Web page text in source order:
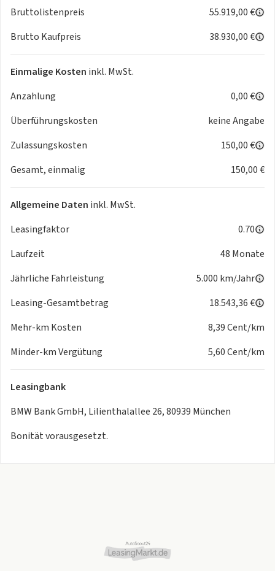
Fahrassistenz-System: Rückfahr-Assistent
Funktion
Park-Distance-Control (PDC) vorn und hinten
BMW Live Cockpit Professional
Nicht Gruppiert
Ablage für Wireless Charging
Elektrisch verstellbare Spiegel
Innovations-Paket
Personal eSIM
Steuerung Getriebetyp
18" LMR Sternspeiche 865
Sicherheit
Aktiver Fussgängerschutz
Alarmanlage
Fahrassistenz-System: Driving Assistant Plus
Fahrassistenz-System: Fernlichtassistent
Innenspiegel mit Abblendautomatik
Reifen Druck Control
Rekuperationssystem
Scheinwerfer LED mit adaptiver Lichtverteilung
Sicherheit/Umwelt
Fahrassistenz-System: Lenk- und Spurführungs-Assistent
Bruttolistenpreis
55.919,00 €
Brutto Kaufpreis
38.930,00 €
Einmalige Kosten inkl. MwSt.
Anzahlung
0,00 €
Überführungskosten
keine Angabe
Zulassungskosten
150,00 €
Gesamt, einmalig
150,00 €
Allgemeine Daten inkl. MwSt.
Leasingfaktor
0.70
Laufzeit
48 Monate
Jährliche Fahrleistung
5.000 km/Jahr
Leasing-Gesamtbetrag
18.543,36 €
Mehr-km Kosten
8,39 Cent/km
Minder-km Vergütung
5,60 Cent/km
Leasingbank
BMW Bank GmbH, Lilienthalallee 26, 80939 München
Bonität vorausgesetzt.